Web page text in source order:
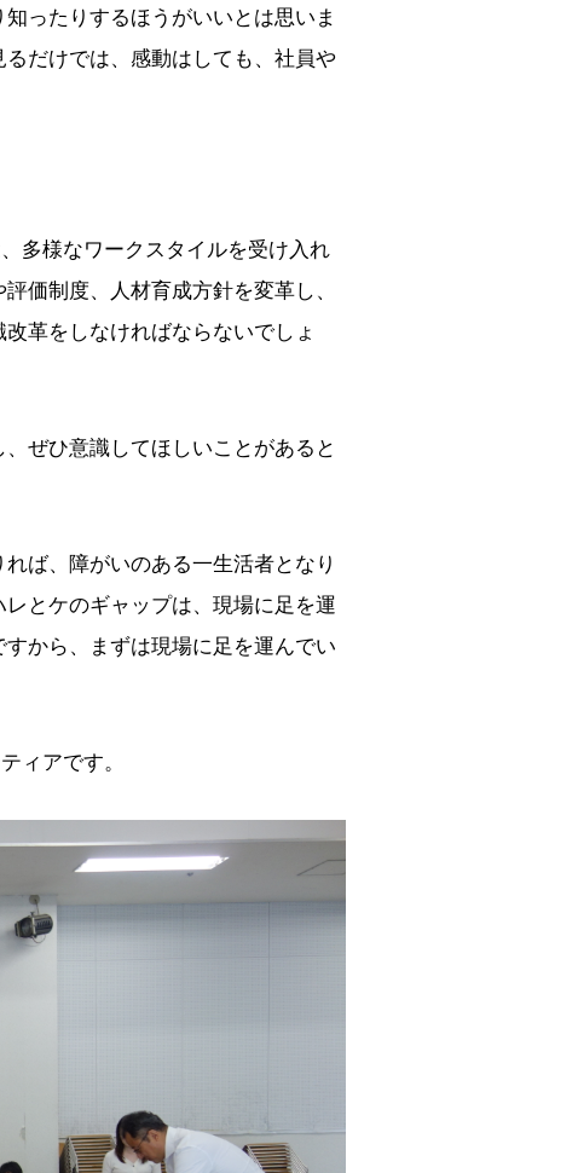
ったりするほうがいいとは思いま
だけでは、感動はしても、社員や
多様なワークスタイルを受け入れ
価制度、人材育成方針を変革し、
革をしなければならないでしょ
ぜひ意識してほしいことがあると
ば、障がいのある一生活者となり
とケのギャップは、現場に足を運
から、まずは現場に足を運んでい
ィアです。